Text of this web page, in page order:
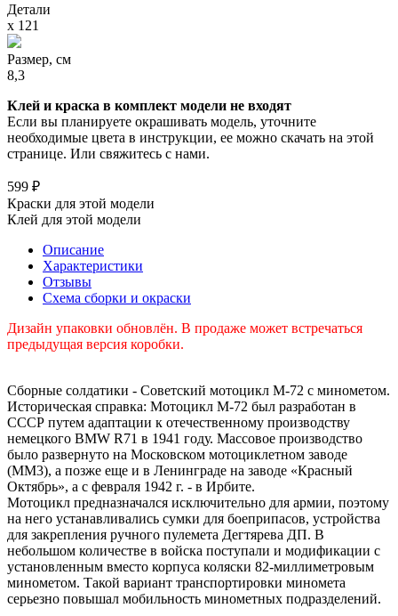
Детали
х 121
Размер, см
8,3
Клей и краска в комплект модели не входят
Если вы планируете окрашивать модель, уточните
необходимые цвета в инструкции, ее можно скачать на этой
странице. Или свяжитесь с нами.
599 ₽
Краски для этой модели
Клей для этой модели
Описание
Характеристики
Отзывы
Схема сборки и окраски
Дизайн упаковки обновлён. В продаже может встречаться
предыдущая версия коробки.
Сборные солдатики - Советский мотоцикл М-72 с минометом.
Историческая справка: Мотоцикл М-72 был разработан в
СССР путем адаптации к отечественному производству
немецкого BMW R71 в 1941 году. Массовое производство
было развернуто на Московском мотоциклетном заводе
(ММ3), а позже еще и в Ленинграде на заводе «Красный
Октябрь», а с февраля 1942 г. - в Ирбите.
Мотоцикл предназначался исключительно для армии, поэтому
на него устанавливались сумки для боеприпасов, устройства
для закрепления ручного пулемета Дегтярева ДП. В
небольшом количестве в войска поступали и модификации с
установленным вместо корпуса коляски 82-миллиметровым
минометом. Такой вариант транспортировки миномета
серьезно повышал мобильность минометных подразделений.